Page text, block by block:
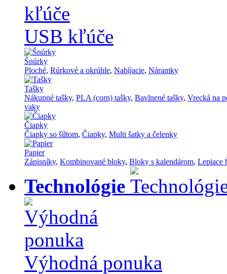
USB kľúče
Šnúrky
Ploché, Rúrkové a okrúhle, Nabíjacie, Náramky
Tašky
Nákupné tašky, PLA (corn) tašky, Bavlnené tašky, Vrecká na
vaky
Čiapky
Čiapky so šiltom, Čiapky, Multi šatky a čelenky
Papier
Zápisníky, Kombinované bloky, Bloky s kalendárom, Lepiace
Technológie
Výhodná ponuka